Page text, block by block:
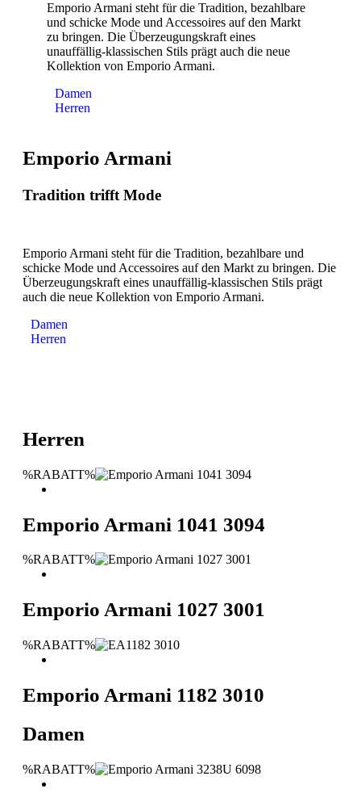
Emporio Armani steht für die Tradition, bezahlbare
und schicke Mode und Accessoires auf den Markt
zu bringen. Die Überzeugungskraft eines
unauffällig-klassischen Stils prägt auch die neue
Kollektion von Emporio Armani.
Damen
Herren
Emporio Armani
Tradition trifft Mode
Emporio Armani steht für die Tradition, bezahlbare und
schicke Mode und Accessoires auf den Markt zu bringen. Die
Überzeugungskraft eines unauffällig-klassischen Stils prägt
auch die neue Kollektion von Emporio Armani.
Damen
Herren
Herren
%RABATT%
Emporio Armani 1041 3094
%RABATT%
Emporio Armani 1027 3001
%RABATT%
Emporio Armani 1182 3010
Damen
%RABATT%